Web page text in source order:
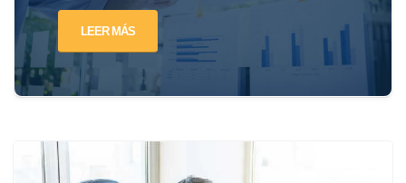
LEER MÁS